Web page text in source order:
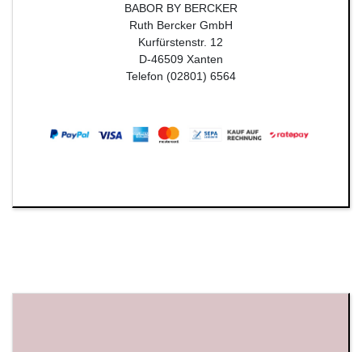
BABOR BY BERCKER
Ruth Bercker GmbH
Kurfürstenstr. 12
D-46509 Xanten
Telefon (02801) 6564